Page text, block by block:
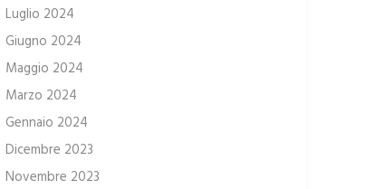
Luglio 2024
Giugno 2024
Maggio 2024
Marzo 2024
Gennaio 2024
Dicembre 2023
Novembre 2023